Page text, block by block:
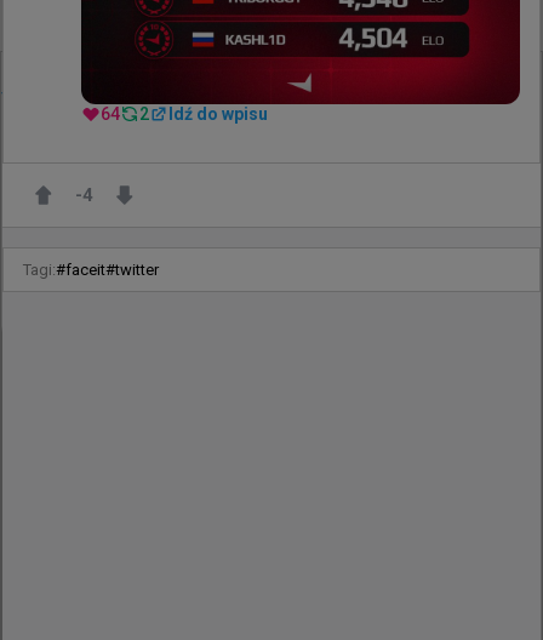
czego od dawna scena CS potrzebuje
@
Copenhagen Games vibes.
gdzie każdy na równych warunkach walczy o lepsze
64 2 Idź do wpisu
-4
Tagi:#faceit#twitter